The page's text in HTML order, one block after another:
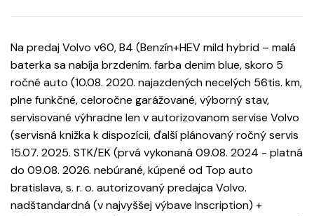
Na predaj Volvo v60, B4 (Benzín+HEV mild hybrid – malá
baterka sa nabíja brzdením. farba denim blue, skoro 5
ročné auto (10.08. 2020. najazdených necelých 56tis. km,
plne funkčné, celoročne garážované, výborný stav,
servisované výhradne len v autorizovanom servise Volvo
(servisná knižka k dispozícii, ďalší plánovaný ročný servis
15.07. 2025. STK/EK (prvá vykonaná 09.08. 2024 - platná
do 09.08. 2026. nebúrané, kúpené od Top auto
bratislava, s. r. o. autorizovaný predajca Volvo.
nadštandardná (v najvyššej výbave Inscription) +